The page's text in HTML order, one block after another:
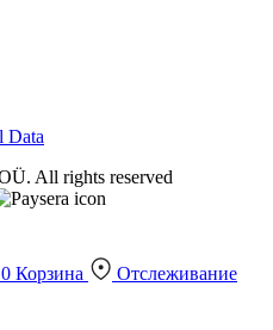
Data
All rights reserved
0 Корзина
Отслеживание